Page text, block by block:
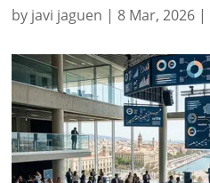
by javi jaguen | 8 Mar, 2026 |